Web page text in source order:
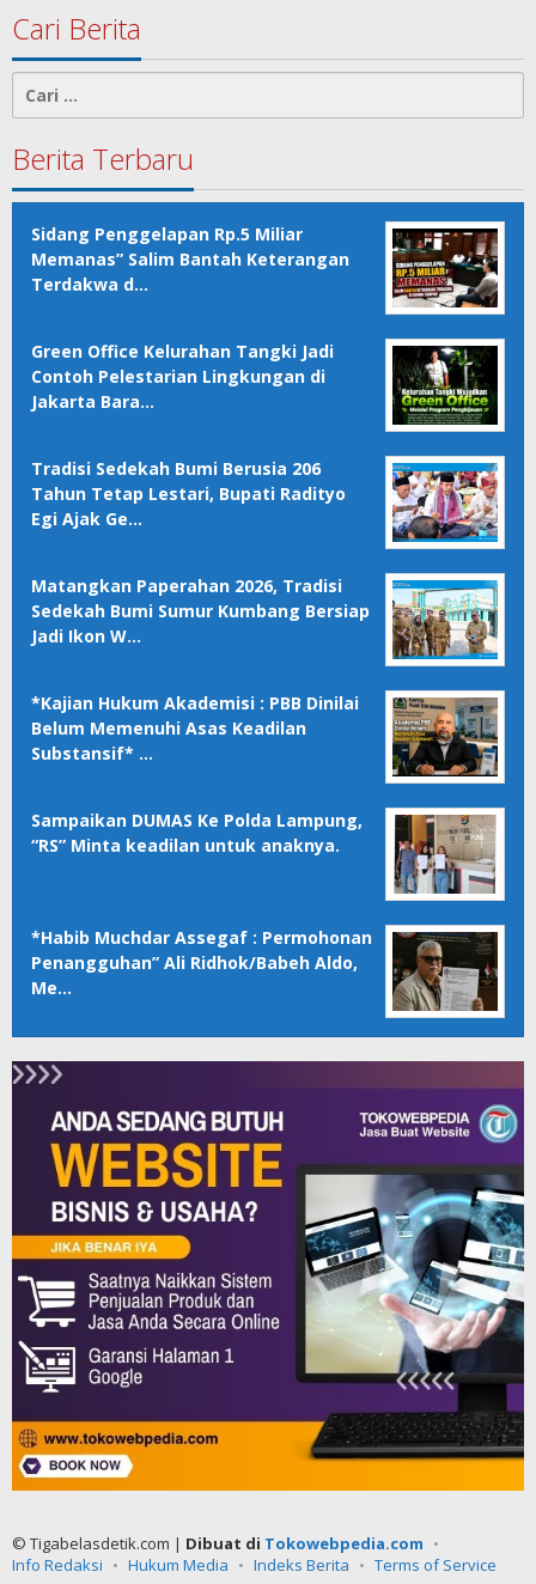
Cari Berita
Cari
Berita Terbaru
Sidang Penggelapan Rp.5 Miliar
Memanas” Salim Bantah Keterangan
Terdakwa d…
Green Office Kelurahan Tangki Jadi
Contoh Pelestarian Lingkungan di
Jakarta Bara…
Tradisi Sedekah Bumi Berusia 206
Tahun Tetap Lestari, Bupati Radityo
Egi Ajak Ge…
Matangkan Paperahan 2026, Tradisi
Sedekah Bumi Sumur Kumbang Bersiap
Jadi Ikon W…
*Kajian Hukum Akademisi : PBB Dinilai
Belum Memenuhi Asas Keadilan
Substansif* …
Sampaikan DUMAS Ke Polda Lampung,
“RS” Minta keadilan untuk anaknya.
*Habib Muchdar Assegaf : Permohonan
Penangguhan” Ali Ridhok/Babeh Aldo,
Me…
© Tigabelasdetik.com | Dibuat di Tokowebpedia.com
Info Redaksi
Hukum Media Indeks Berita Terms of Service